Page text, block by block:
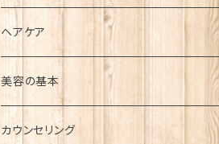
肩こり
美容
シミ
シワ
若返り・健康維持
毎食前の日課
毎朝の日課
ヘアケア
美容の基本
カウンセリング